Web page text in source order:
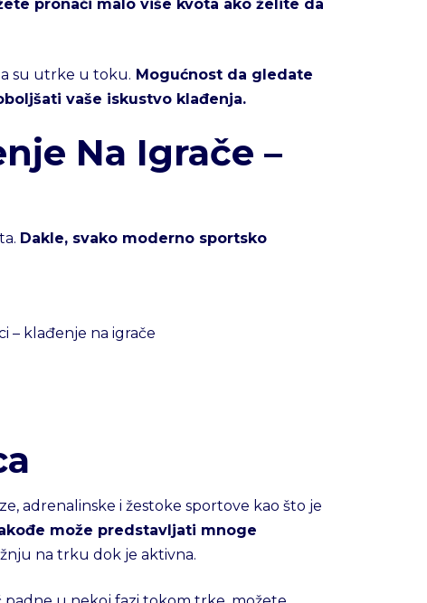
pronaći malo više kvota ako želite da
su utrke u toku. Mogućnost da gledate
vaše iskustvo klađenja.
Na Igrače –
Dakle, svako moderno sportsko
– klađenje na igrače
adrenalinske i žestoke sportove kao što je
može predstavljati mnoge
na trku dok je aktivna.